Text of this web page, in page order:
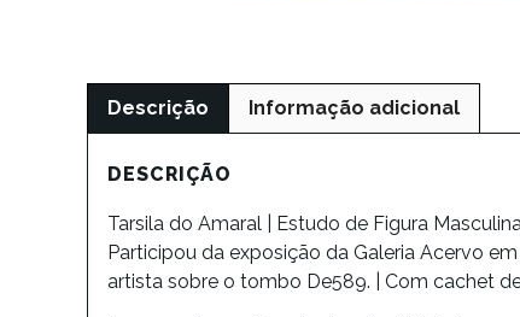
Descrição Informação adicional
DESCRIÇÃO
Tarsila do Amaral | Estudo de Figura
Participou da exposição da Galeria Acervo
artista sobre o tombo De589. | Com cachet